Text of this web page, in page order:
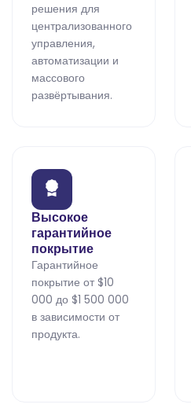
решения для
централизованного
управления,
автоматизации и
массового
развёртывания.
Высокое
гарантийное
покрытие
Гарантийное
покрытие от $10
000 до $1 500 000
в зависимости от
продукта.